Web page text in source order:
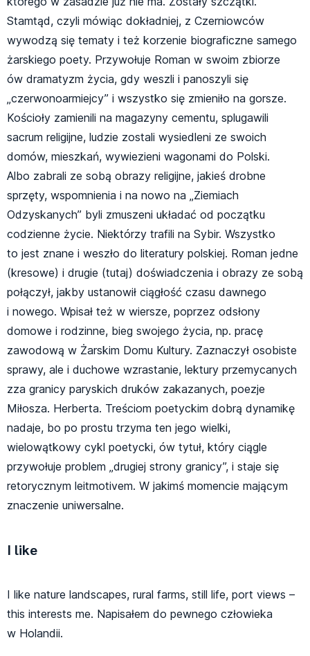
Stamtąd, czyli mówiąc dokładniej, z Czerniowców
wywodzą się tematy i też korzenie biograficzne samego
żarskiego poety. Przywołuje Roman w swoim zbiorze
ów dramatyzm życia, gdy weszli i panoszyli się
„czerwonoarmiejcy” i wszystko się zmieniło na gorsze.
Kościoły zamienili na magazyny cementu, splugawili
sacrum religijne, ludzie zostali wysiedleni ze swoich
domów, mieszkań, wywiezieni wagonami do Polski.
Albo zabrali ze sobą obrazy religijne, jakieś drobne
sprzęty, wspomnienia i na nowo na „Ziemiach
Odzyskanych” byli zmuszeni układać od początku
codzienne życie. Niektórzy trafili na Sybir. Wszystko
to jest znane i weszło do literatury polskiej. Roman jedne
(kresowe) i drugie (tutaj) doświadczenia i obrazy ze sobą
połączył, jakby ustanowił ciągłość czasu dawnego
i nowego. Wpisał też w wiersze, poprzez odsłony
domowe i rodzinne, bieg swojego życia, np. pracę
zawodową w Żarskim Domu Kultury. Zaznaczył osobiste
sprawy, ale i duchowe wzrastanie, lektury przemycanych
zza granicy paryskich druków zakazanych, poezje
Miłosza. Herberta. Treściom poetyckim dobrą dynamikę
nadaje, bo po prostu trzyma ten jego wielki,
wielowątkowy cykl poetycki, ów tytuł, który ciągle
przywołuje problem „drugiej strony granicy”, i staje się
retorycznym leitmotivem. W jakimś momencie mającym
znaczenie uniwersalne.
I like
I like nature landscapes, rural farms, still life, port views –
this interests me. Napisałem do pewnego człowieka
w Holandii.